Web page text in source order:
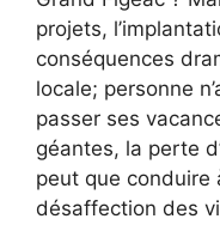
projets,
conséquences
locale; personne
passer ses
géantes, la perte
peut que
désaffection des